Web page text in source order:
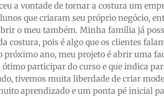
a vontade de tornar a costura um
que criaram seu próprio negócio,
o meu também. Minha família já
costura, pois é algo que os clientes
ano, meu projeto é abrir uma
participar do curso e que indica
tivemos muita liberdade de criar
aprendizado e um ponta pé inicial